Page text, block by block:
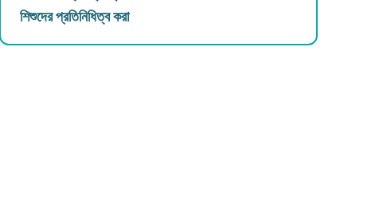
শিশুদের প্রতিনিধিত্ব করা